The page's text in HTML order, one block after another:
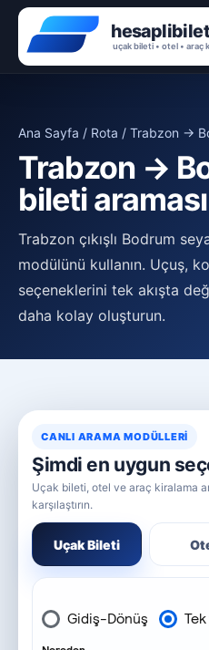
Ana Sayfa / Rota / Trabzon →
Trabzon →
bileti araması
Trabzon çıkışlı Bodrum
modülünü kullanın. Uçuş,
seçeneklerini tek akışta
daha kolay oluşturun.
CANLI ARAMA MODÜLLERI
Şimdi en uygun
Uçak bileti, otel ve araç kiralama
karşılaştırın.
Uçak Bileti